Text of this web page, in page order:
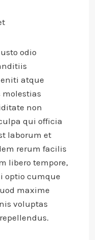
odio
atque
molestias
non
qui officia
laborum et
rerum facilis
libero tempore,
optio cumque
maxime
voluptas